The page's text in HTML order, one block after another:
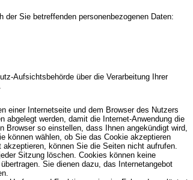
Sie betreffenden personenbezogenen Daten:
Aufsichtsbehörde über die Verarbeitung Ihrer
einer Internetseite und dem Browser des Nutzers
werden, damit die Internet-Anwendung die
Browser so einstellen, dass Ihnen angekündigt wird,
können wählen, ob Sie das Cookie akzeptieren
können Sie die Seiten nicht aufrufen.
Sitzung löschen. Cookies können keine
Sie dienen dazu, das Internetangebot